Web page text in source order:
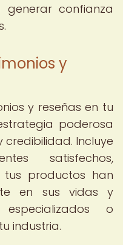
confianza
y
y reseñas en tu
poderosa
Incluye
satisfechos,
productos han
en sus vidas y
o
industria.